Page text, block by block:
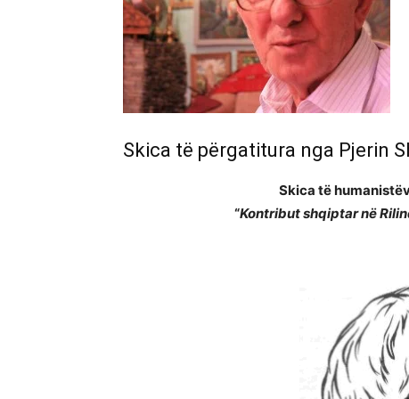
Skica të përgatitura nga Pjerin
Skica të
“Kontribut shqiptar në